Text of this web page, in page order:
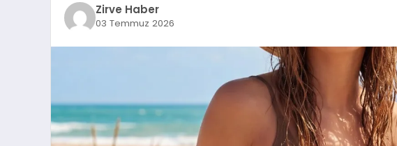
Zirve Haber
03 Temmuz 2026